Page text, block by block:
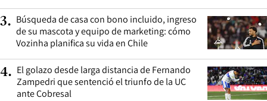
3. Búsqueda de casa con bono incluido, ingreso
de su mascota y equipo de marketing: cómo
Vozinha planifica su vida en Chile
4. El golazo desde larga distancia de Fernando
Zampedri que sentenció el triunfo de la UC
ante Cobresal